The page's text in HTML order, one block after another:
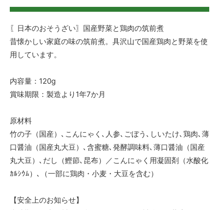
〖日本のおそうざい〗国産野菜と鶏肉の筑前煮
昔懐かしい家庭の味の筑前煮。具沢山で国産鶏肉と野菜を使
用しています。
内容量：120g
賞味期限：製造より1年7か月
原材料
竹の子（国産）､こんにゃく､人参､ごぼう､しいたけ､鶏肉､薄
口醤油（国産丸大豆）､含蜜糖､発酵調味料､薄口醤油（国産
丸大豆）､だし（鰹節､昆布）／こんにゃく用凝固剤（水酸化
ｶﾙｼｳﾑ）､（一部に鶏肉・小麦・大豆を含む）
【安全上のお知らせ】